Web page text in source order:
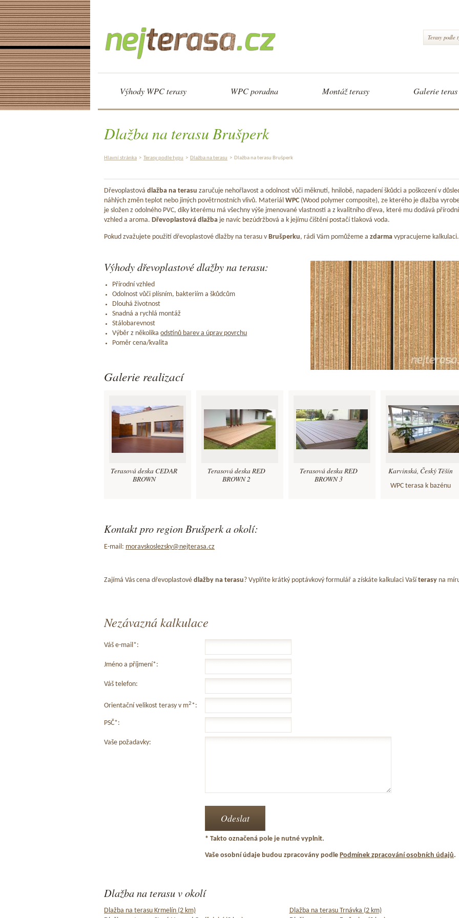
Terasy podle
Výhody WPC terasy WPC poradna Montáž terasy Galerie teras
Dlažba na terasu Brušperk
Hlavní stránka > Terasy podle typu > Dlažba na terasu > Dlažba na terasu Brušperk
Dřevoplastová dlažba na terasu zaručuje nehořlavost a odolnost vůči měknutí, hnilobě, napadení škůdci a poškození v
náhlých změn teplot nebo jiných povětrnostních vlivů. Materiál WPC (Wood polymer composite), ze kterého je dlažba
je složen z odolného PVC, díky kterému má všechny výše jmenované vlastnosti a z kvalitního dřeva, které mu dodává přírodní
vzhled a aroma. Dřevoplastová dlažba je navíc bezúdržbová a k jejímu čištění postačí tlaková voda.
Pokud zvažujete použití dřevoplastové dlažby na terasu v Brušperku, rádi Vám pomůžeme a zdarma vypracujeme kalkulaci.
Výhody dřevoplastové dlažby na terasu:
Přírodní vzhled
Odolnost vůči plísním, bakteriím a škůdcům
Dlouhá životnost
Snadná a rychlá montáž
Stálobarevnost
Výběr z několikaodstínů barev a úprav povrchu
Poměr cena/kvalita
Galerie realizací
Terasová deska CEDAR
BROWN
Terasová deska RED
BROWN 2
Terasová deska RED
BROWN 3
Karvinská, Český Těšín
WPC terasa k bazénu
Kontakt pro region Brušperk a okolí:
E-mail: moravskoslezsky@nejterasa.cz
Zajímá Vás cena dřevoplastové dlažby na terasu ? Vyplňte krátký poptávkový formulář a získáte kalkulaci Vaší terasy na
Nezávazná kalkulace
Váš e-mail*:
Jméno a příjmení*:
Váš telefon:
Orientační velikost terasy v m2*:
PSČ*:
Vaše požadavky:
* Takto označená pole je nutné vyplnit.
Vaše osobní údaje budou zpracovány podle Podmínek zpracování osobních údajů.
Dlažba na terasu v okolí
Dlažba na terasu Krmelín (2 km)
Dlažba na terasu Trnávka (2 km)